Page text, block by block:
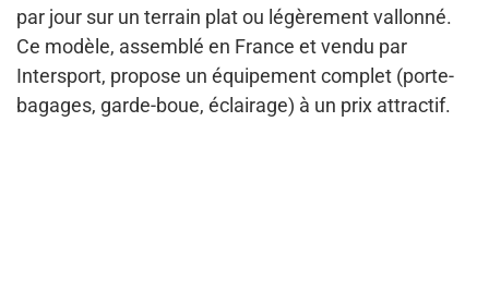
par jour sur un terrain plat ou légèrement vallonné.
Ce modèle, assemblé en France et vendu par
Intersport, propose un équipement complet (porte-
bagages, garde-boue, éclairage) à un prix attractif.